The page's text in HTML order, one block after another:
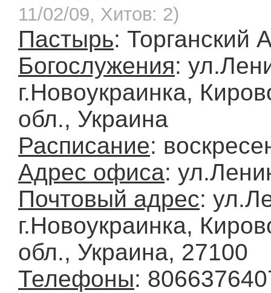
11/02/09, Хитов: 2)
Пастырь: Торганский
Богослужения:
г.Новоукраинка,
обл., Украина
Расписание:
Адрес офиса:
Почтовый адрес:
г.Новоукраинка,
обл., Украина, 27100
Телефоны: